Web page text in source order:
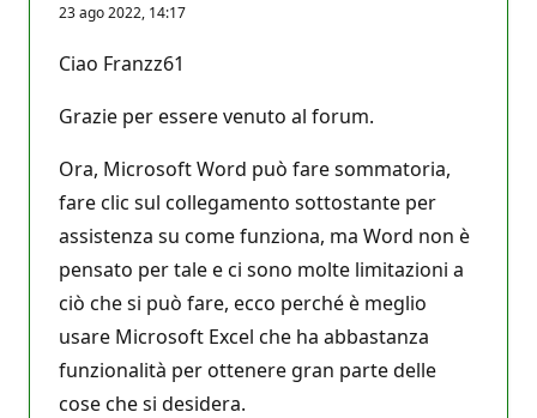
23 ago 2022, 14:17
Ciao Franzz61
Grazie per essere venuto al forum.
Ora, Microsoft Word può fare sommatoria,
fare clic sul collegamento sottostante per
assistenza su come funziona, ma Word non è
pensato per tale e ci sono molte limitazioni a
ciò che si può fare, ecco perché è meglio
usare Microsoft Excel che ha abbastanza
funzionalità per ottenere gran parte delle
cose che si desidera.